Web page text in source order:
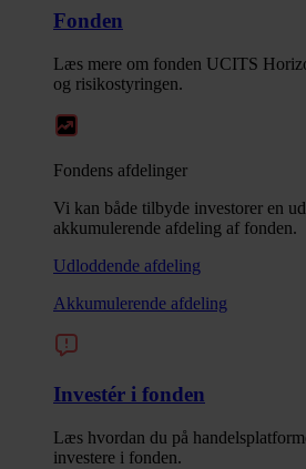
Fonden
Læs mere om fonden UCITS
og risikostyringen.
Fondens afdelinger
Vi kan både tilbyde investorer en
akkumulerende afdeling af fonden.
Udloddende afdeling
Akkumulerende afdeling
Investér i fonden
Læs hvordan du på
investere i fonden.